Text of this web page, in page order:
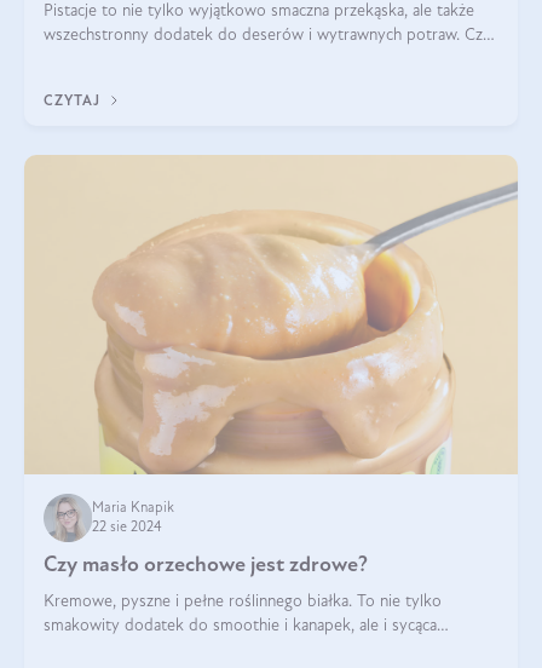
Pistacje to nie tylko wyjątkowo smaczna przekąska, ale także
wszechstronny dodatek do deserów i wytrawnych potraw. Czy
CZYTAJ
Maria Knapik
22 sie 2024
Czy masło orzechowe jest zdrowe?
Kremowe, pyszne i pełne roślinnego białka. To nie tylko
smakowity dodatek do smoothie i kanapek, ale i sycąca